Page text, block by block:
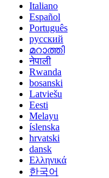
Italiano
Español
Português
русский
മറാത്തി
नेपाली
Rwanda
bosanski
Latviešu
Eesti
Melayu
íslenska
hrvatski
dansk
Ελληνικά
한국어